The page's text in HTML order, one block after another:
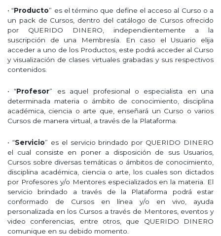
• “Producto” es el término que define el acceso al Curso o a
un pack de Cursos, dentro del catálogo de Cursos ofrecido
por QUERIDO DINERO, independientemente a la
suscripción de una Membresía. En caso el Usuario elija
acceder a uno de los Productos, este podrá acceder al Curso
y visualización de clases virtuales grabadas y sus respectivos
contenidos.
• “Profesor” es aquel profesional o especialista en una
determinada materia o ámbito de conocimiento, disciplina
académica, ciencia o arte que, enseñará un Curso o varios
Cursos de manera virtual, a través de la Plataforma.
• “Servicio” es el servicio brindado por QUERIDO DINERO
el cual consiste en poner a disposición de sus Usuarios,
Cursos sobre diversas temáticas o ámbitos de conocimiento,
disciplina académica, ciencia o arte, los cuales son dictados
por Profesores y/o Mentores especializados en la materia. El
servicio brindado a través de la Plataforma podrá estar
conformado de Cursos en línea y/o en vivo, ayuda
personalizada en los Cursos a través de Mentores, eventos y
video conferencias, entre otros, que QUERIDO DINERO
comunique en su debido momento.